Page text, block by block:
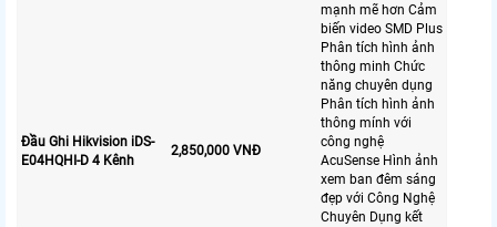
Đầu Ghi Hikvision iDS-
E04HQHI-D 4 Kênh
2,850,000 VNĐ
mạnh mẽ hơn Cảm
biến video SMD Plus
Phân tích hình ảnh
thông minh Chức
năng chuyên dụng
Phân tích hình ảnh
thông mính với
công nghệ
AcuSense Hình ảnh
xem ban đêm sáng
đẹp với Công Nghệ
Chuyên Dụng kết